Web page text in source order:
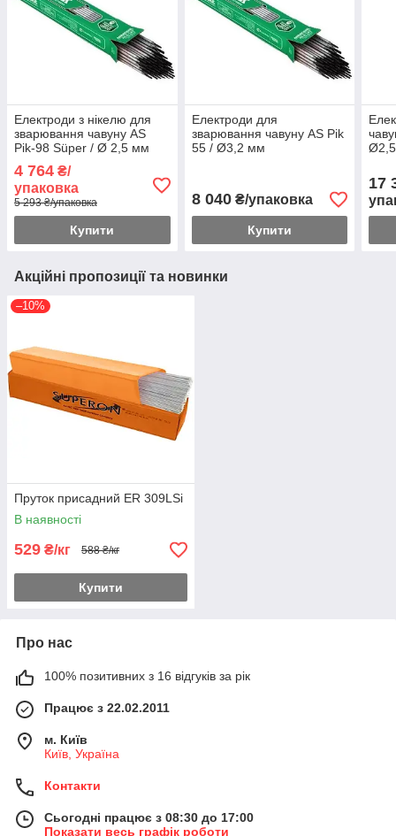
Електроди з нікелю для
зварювання чавуну AS
Pik-98 Süper / Ø 2,5 мм
4 764 ₴/
упаковка
5 293 ₴/упаковка
Купити
Електроди для
зварювання чавуну AS Pik
55 / Ø3,2 мм
8 040₴/упаковка
Купити
17
Акційні пропозиції та новинки
–10%
Пруток присадний ER 309LSi
В наявності
529 ₴/кг 588 ₴/кг
Купити
Про нас
100% позитивних з 16 відгуків за рік
Працює з 22.02.2011
м. Київ
Київ, Україна
Контакти
Сьогодні працює з 08:30 до 17:00
Показати весь графік роботи